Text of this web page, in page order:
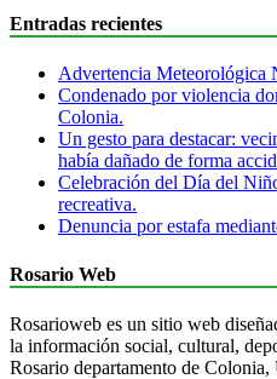
Entradas recientes
Advertencia Meteorológica
Condenado por violencia
Colonia.
Un gesto para destacar:
había dañado de forma
Celebración del Día del
recreativa.
Denuncia por estafa
Rosario Web
Rosarioweb es un sitio web
la información social, cultural,
Rosario departamento de Colonia,